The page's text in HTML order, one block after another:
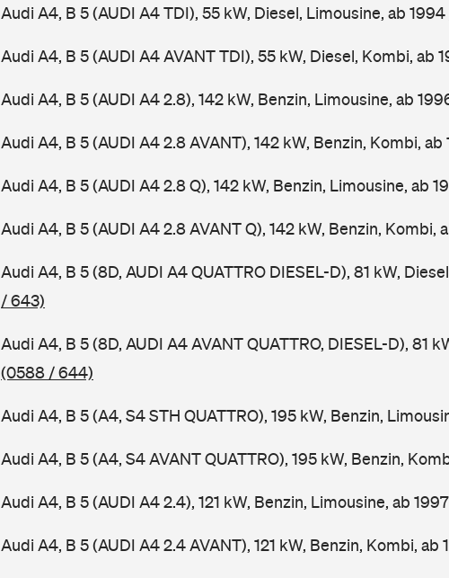
Audi A4, B 5 (AUDI A4 TDI), 55 kW, Diesel, Limousine, ab 1994
Audi A4, B 5 (AUDI A4 AVANT TDI), 55 kW, Diesel, Kombi, ab
Audi A4, B 5 (AUDI A4 2.8), 142 kW, Benzin, Limousine, ab
Audi A4, B 5 (AUDI A4 2.8 AVANT), 142 kW, Benzin, Kombi, ab
Audi A4, B 5 (AUDI A4 2.8 Q), 142 kW, Benzin, Limousine, ab
Audi A4, B 5 (AUDI A4 2.8 AVANT Q), 142 kW, Benzin, Kombi,
Audi A4, B 5 (8D, AUDI A4 QUATTRO DIESEL-D), 81 kW,
/ 643)
Audi A4, B 5 (8D, AUDI A4 AVANT QUATTRO, DIESEL-D), 81
(0588 / 644)
Audi A4, B 5 (A4, S4 STH QUATTRO), 195 kW, Benzin,
Audi A4, B 5 (A4, S4 AVANT QUATTRO), 195 kW, Benzin,
Audi A4, B 5 (AUDI A4 2.4), 121 kW, Benzin, Limousine, ab 1997
Audi A4, B 5 (AUDI A4 2.4 AVANT), 121 kW, Benzin, Kombi, ab